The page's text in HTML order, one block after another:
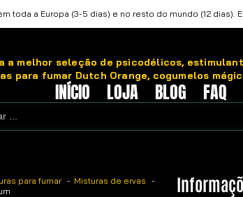
toda a Europa (3-5 dias) e no resto do mundo (12
a melhor seleção de psicodélicos,
para fumar Dutch Orange, cogumelos
INÍCIO LOJA BLOG FAQ
para fumar
Misturas de ervas